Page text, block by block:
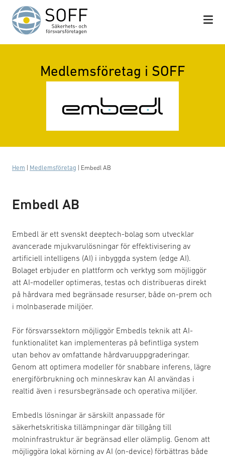
Hoppa till innehåll
Medlemsföretag i SOFF
Hem Medlemsföretag Embedl AB
Embedl AB
Embedl är ett svenskt deeptech-bolag som utvecklar
avancerade mjukvarulösningar för effektivisering av
artificiell intelligens (AI) i inbyggda system (edge AI).
Bolaget erbjuder en plattform och verktyg som möjliggör
att AI-modeller optimeras, testas och distribueras direkt
på hårdvara med begränsade resurser, både on-prem och
i molnbaserade miljöer.
För försvarssektorn möjliggör Embedls teknik att AI-
funktionalitet kan implementeras på befintliga system
utan behov av omfattande hårdvaruuppgraderingar.
Genom att optimera modeller för snabbare inferens, lägre
energiförbrukning och minneskrav kan AI användas i
realtid även i resursbegränsade och operativa miljöer.
Embedls lösningar är särskilt anpassade för
säkerhetskritiska tillämpningar där tillgång till
molninfrastruktur är begränsad eller olämplig. Genom att
möjliggöra lokal körning av AI (on-device) förbättras både